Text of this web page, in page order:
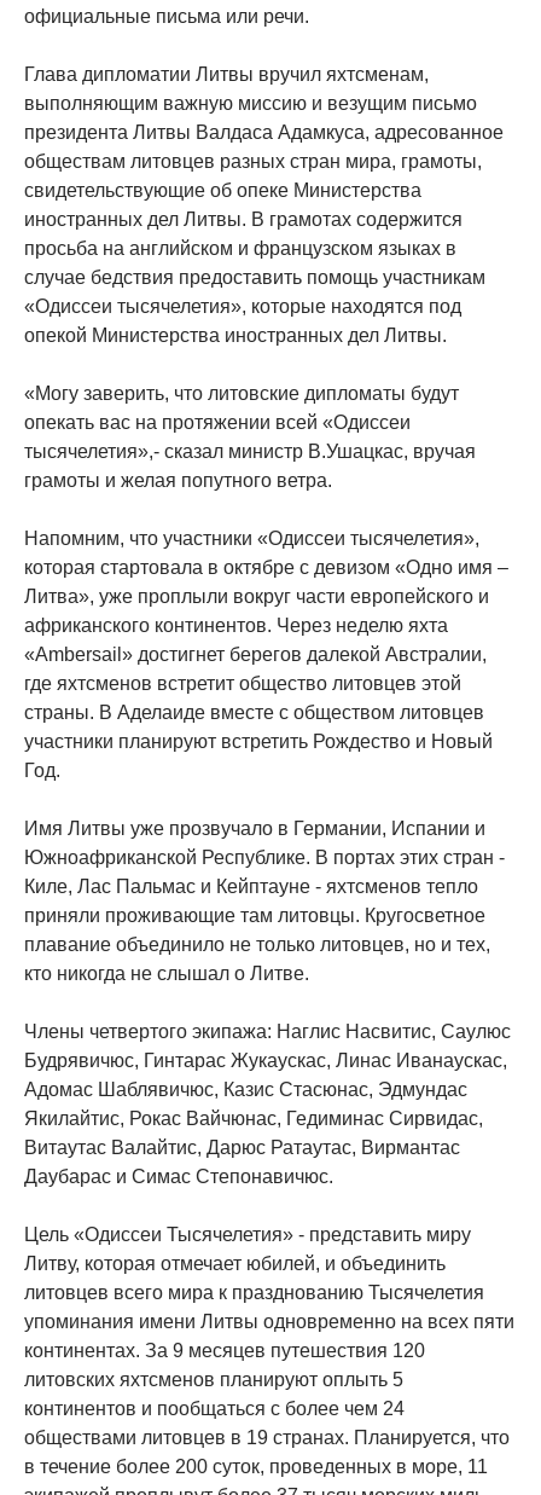
официальные письма или речи.
Глава дипломатии Литвы вручил яхтсменам,
выполняющим важную миссию и везущим письмо
президента Литвы Валдаса Адамкуса, адресованное
обществам литовцев разных стран мира, грамоты,
свидетельствующие об опеке Министерства
иностранных дел Литвы. В грамотах содержится
просьба на английском и французском языках в
случае бедствия предоставить помощь участникам
«Одиссеи тысячелетия», которые находятся под
опекой Министерства иностранных дел Литвы.
«Могу заверить, что литовские дипломаты будут
опекать вас на протяжении всей «Одиссеи
тысячелетия»,- сказал министр В.Ушацкас, вручая
грамоты и желая попутного ветра.
Напомним, что участники «Одиссеи тысячелетия»,
которая стартовала в октябре с девизом «Одно имя –
Литва», уже проплыли вокруг части европейского и
африканского континентов. Через неделю яхта
«Ambersail» достигнет берегов далекой Австралии,
где яхтсменов встретит общество литовцев этой
страны. В Аделаиде вместе с обществом литовцев
участники планируют встретить Рождество и Новый
Год.
Имя Литвы уже прозвучало в Германии, Испании и
Южноафриканской Республике. В портах этих стран -
Киле, Лас Пальмас и Кейптауне - яхтсменов тепло
приняли проживающие там литовцы. Кругосветное
плавание объединило не только литовцев, но и тех,
кто никогда не слышал о Литве.
Члены четвертого экипажа: Наглис Насвитис, Саулюс
Будрявичюс, Гинтарас Жукаускас, Линас Иванаускас,
Адомас Шаблявичюс, Казис Стасюнас, Эдмундас
Якилайтис, Рокас Вайчюнас, Гедиминас Сирвидас,
Витаутас Валайтис, Дарюс Ратаутас, Вирмантас
Даубарас и Симас Степонавичюс.
Цель «Одиссеи Тысячелетия» - представить миру
Литву, которая отмечает юбилей, и объединить
литовцев всего мира к празднованию Тысячелетия
упоминания имени Литвы одновременно на всех пяти
континентах. За 9 месяцев путешествия 120
литовских яхтсменов планируют оплыть 5
континентов и пообщаться с более чем 24
обществами литовцев в 19 странах. Планируется, что
в течение более 200 суток, проведенных в море, 11